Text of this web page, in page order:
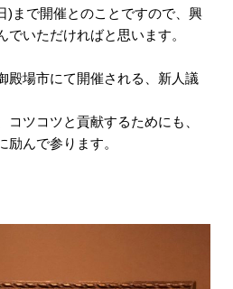
)まで開催とのことですので、興
いただければと思います。
殿場市にて開催される、新人議
ツコツと貢献するためにも、
んで参ります。